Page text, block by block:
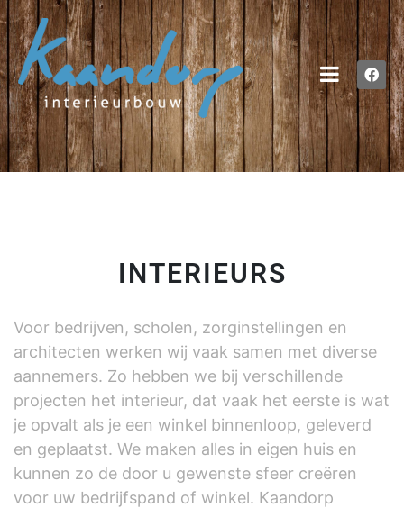
INTERIEURS
Voor bedrijven, scholen, zorginstellingen en
architecten werken wij vaak samen met diverse
aannemers. Zo hebben we bij verschillende
projecten het interieur, dat vaak het eerste is wat
je opvalt als je een winkel binnenloop, geleverd
en geplaatst. We maken alles in eigen huis en
kunnen zo de door u gewenste sfeer creëren
voor uw bedrijfspand of winkel. Kaandorp